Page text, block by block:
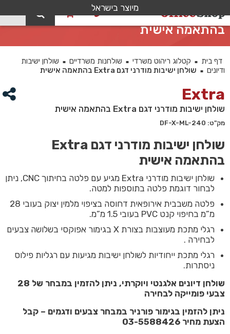
מיוצר בישראל
שולחן ישיבות מודרני דגם Extra
בהתאמה אישית
דף בית ■ קטלוג ריהוט משרדי ■ שולחנות משרדיים ■
שולחן ישיבות
ודיונים ■ שולחן ישיבות מודרני דגם Extra בהתאמה אישית
Extra
שולחן ישיבות מודרני דגם Extra בהתאמה אישית
מק"ט: DF-X-ML-240
שולחן ישיבות מודרני דגם Extra
בהתאמה אישית
שולחן ישיבות מודרני Extra מגיע עם פלטה בחיתוך CNC, ניתן
לבחור דוגמת פלטה בתוספות למטה.
פלטה משבבית אירופאית דחוסה בציפוי מלמין יצוק בעובי 28
מ”מ בחיפוי קנט PVC בעובי 1.5 מ”מ.
רגלי מתכת מעוצבות בצורת X בגימור אפוקסי בשלושה צבעים
לבחירה .
רגלי מתכת ייחודיות לשולחן ישיבות מגיעות עם רגליות פילוס
ניסתרות.
שולחן דיונים אלגנטי ויוקרתי, ניתן להזמין במבחר של 28
צבעי פומייקה לבחירה
ניתן להזמין בגימור פורניר במבחר צבעים ודגמים – קבל
הצעת מחיר 03-5588426